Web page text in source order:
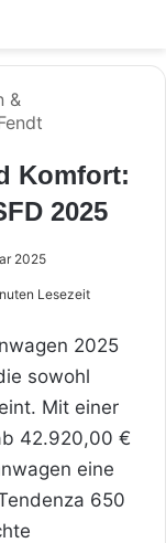
&
Komfort:
2025
2025
Lesezeit
2025
sowohl
Mit einer
42.920,00 €
eine
650